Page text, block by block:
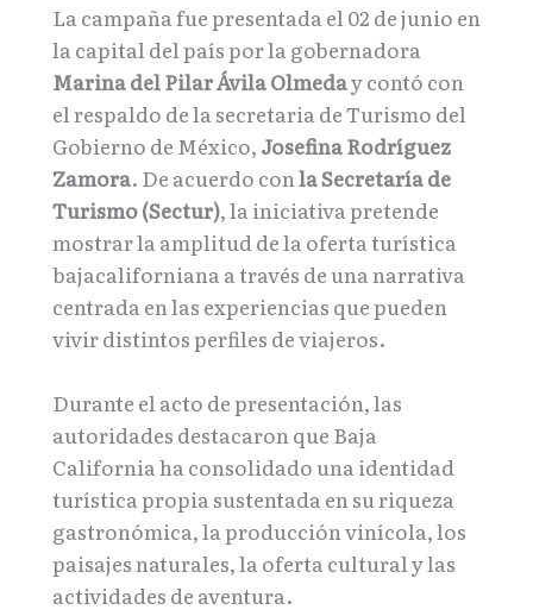
La campaña fue presentada el 02 de junio en
la capital del país por la gobernadora
Marina del Pilar Ávila Olmeday contó con
el respaldo de la secretaria de Turismo del
Gobierno de México, Josefina Rodríguez
Zamora. De acuerdo con la Secretaría de
Turismo (Sectur), la iniciativa pretende
mostrar la amplitud de la oferta turística
bajacaliforniana a través de una narrativa
centrada en las experiencias que pueden
vivir distintos perfiles de viajeros.
Durante el acto de presentación, las
autoridades destacaron que Baja
California ha consolidado una identidad
turística propia sustentada en su riqueza
gastronómica, la producción vinícola, los
paisajes naturales, la oferta cultural y las
actividades de aventura.